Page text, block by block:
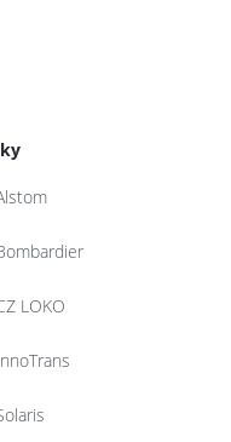
LOKO